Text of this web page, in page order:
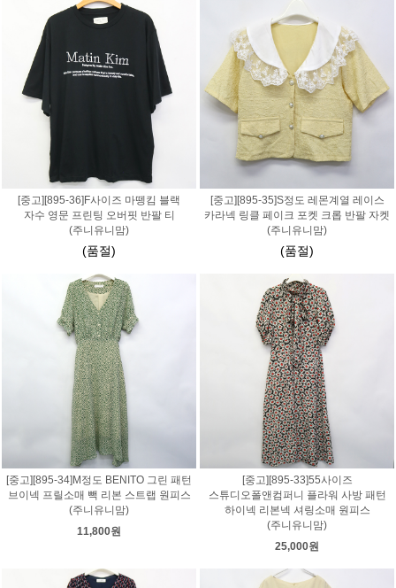
[중고][895-36]F사이즈 마뗑킴 블랙
자수 영문 프린팅 오버핏 반팔 티
(주니유니맘)
(품절)
[중고][895-35]S정도 레몬계열 레이스
카라넥 링클 페이크 포켓 크롭 반팔 자켓
(주니유니맘)
(품절)
[중고][895-34]M정도 BENITO 그린 패턴
브이넥 프릴소매 빽 리본 스트랩 원피스
(주니유니맘)
11,800원
[중고][895-33]55사이즈
스튜디오폴앤컴퍼니 플라워 사방 패턴
하이넥 리본넥 셔링소매 원피스
(주니유니맘)
25,000원